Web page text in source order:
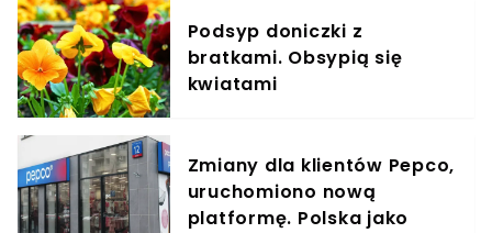
Podsyp doniczki z
bratkami. Obsypią się
kwiatami
Zmiany dla klientów Pepco,
uruchomiono nową
platformę. Polska jako